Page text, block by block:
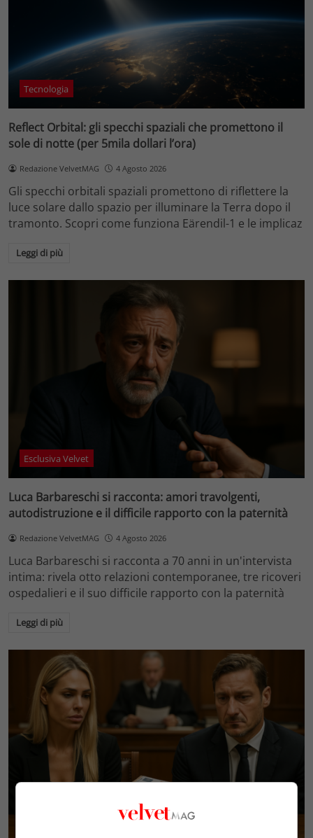
Tecnologia
Reflect Orbital: gli specchi spaziali che promettono il
sole di notte (per 5mila dollari l’ora)
Redazione VelvetMAG 4 Agosto 2026
Gli specchi orbitali spaziali promettono di riflettere la
luce solare dallo spazio per illuminare la Terra dopo il
tramonto. Scopri come funziona Eärendil-1 e le implicaz
Leggi di più
Esclusiva Velvet
Luca Barbareschi si racconta: amori travolgenti,
autodistruzione e il difficile rapporto con la paternità
Redazione VelvetMAG 4 Agosto 2026
Luca Barbareschi si racconta a 70 anni in un'intervista
intima: rivela otto relazioni contemporanee, tre ricoveri
ospedalieri e il suo difficile rapporto con la paternità
Leggi di più